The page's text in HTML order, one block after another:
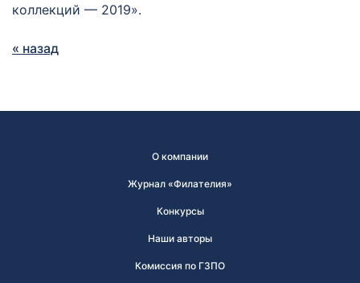
коллекций — 2019».
« назад
О компании
Журнал «Филателия»
Конкурсы
Наши авторы
Комиссия по ГЗПО